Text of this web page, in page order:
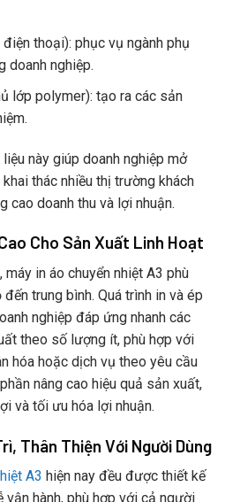
thoại): phục vụ ngành phụ
doanh nghiệp.
lớp polymer): tạo ra các sản
này giúp doanh nghiệp mở
thác nhiều thị trường khách
cao doanh thu và lợi nhuận.
Cho Sản Xuất Linh Hoạt
in áo chuyển nhiệt A3 phù
trung bình. Quá trình in và ép
nghiệp đáp ứng nhanh các
theo số lượng ít, phù hợp với
hóa hoặc dịch vụ theo yêu cầu
nâng cao hiệu quả sản xuất,
và tối ưu hóa lợi nhuận.
Thân Thiện Với Người Dùng
A3 hiện nay đều được thiết kế
vận hành, phù hợp với cả người